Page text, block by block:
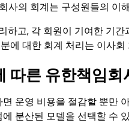
사의 회계는 구성원들의 이
하고, 각 회원이 기여한 기
에 대한 회계 처리는 이사
따른 유한책임
운영 비용을 절감할 뿐만
분산된 모델을 선택할 수